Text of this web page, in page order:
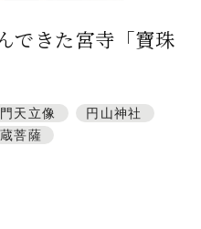
できた宮寺「寶珠
天立像
円山神社
菩薩